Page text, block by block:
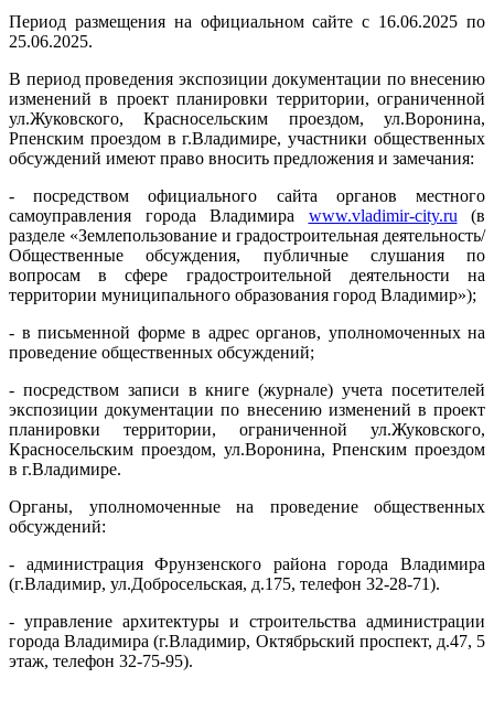
Период размещения на официальном сайте с 16.06.2025 по
25.06.2025.
В период проведения экспозиции документации по внесению
изменений в проект планировки территории, ограниченной
ул.Жуковского, Красносельским проездом, ул.Воронина,
Рпенским проездом в г.Владимире, участники общественных
обсуждений имеют право вносить предложения и замечания:
- посредством официального сайта органов местного
самоуправления города Владимира www.vladimir-city.ru (в
разделе «Землепользование и градостроительная деятельность/
Общественные обсуждения, публичные слушания по
вопросам в сфере градостроительной деятельности на
территории муниципального образования город Владимир»);
- в письменной форме в адрес органов, уполномоченных на
проведение общественных обсуждений;
- посредством записи в книге (журнале) учета посетителей
экспозиции документации по внесению изменений в проект
планировки территории, ограниченной ул.Жуковского,
Красносельским проездом, ул.Воронина, Рпенским проездом
в г.Владимире.
Органы, уполномоченные на проведение общественных
обсуждений:
- администрация Фрунзенского района города Владимира
(г.Владимир, ул.Добросельская, д.175, телефон 32-28-71).
- управление архитектуры и строительства администрации
города Владимира (г.Владимир, Октябрьский проспект, д.47, 5
этаж, телефон 32-75-95).